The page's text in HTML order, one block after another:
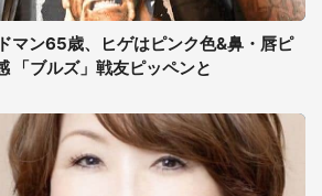
マン65歳、ヒゲはピンク色&鼻・唇ピ
「ブルズ」戦友ピッペンと